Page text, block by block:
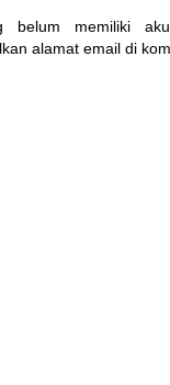
belum memiliki
alamat email di